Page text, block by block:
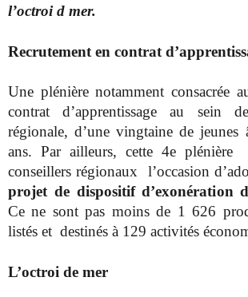
l’octroi d mer.
Recrutement en contrat
Une plénière notamment consacrée
contrat d’apprentissage au sein
régionale, d’une vingtaine de jeunes
ans. Par ailleurs, cette 4e
conseillers régionaux l’occasion
projet de dispositif d’exonération
Ce ne sont pas moins de 1 626
listés et destinés à 129 activités
L’octroi de mer